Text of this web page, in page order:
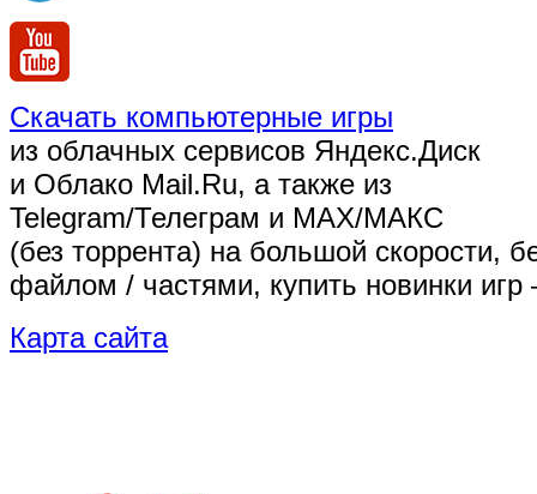
Скачать компьютерные игры
из облачных сервисов Яндекс.Диск
и Облако Mail.Ru, а также из
Telegram/Телеграм и MAX/МАКС
(без торрента) на большой скорости,
файлом / частями, купить новинки
Карта сайта